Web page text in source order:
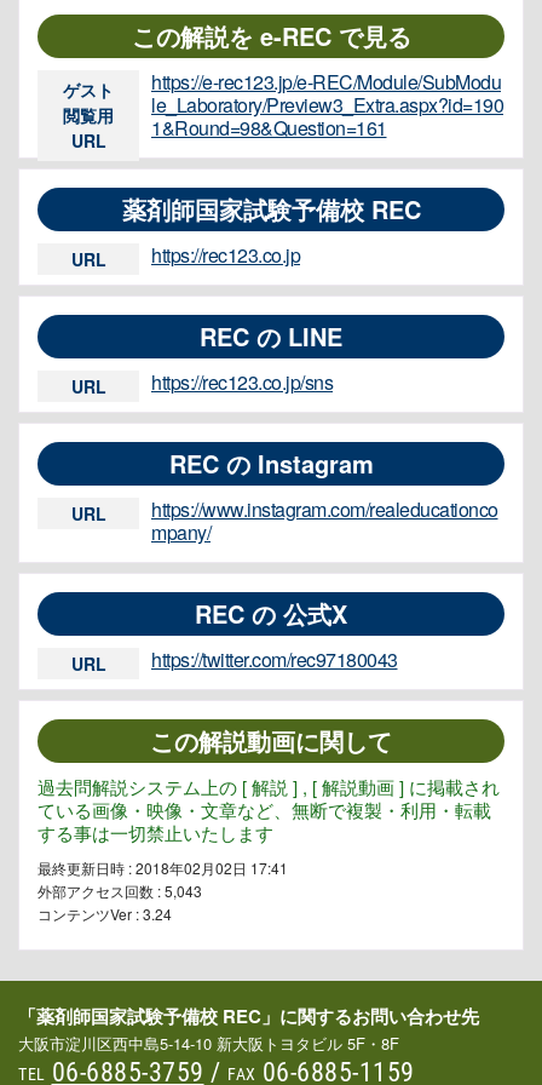
この解説を e-REC で見る
ゲスト
閲覧用
URL
https://e-rec123.jp/e-REC/Module/SubModu
le_Laboratory/Preview3_Extra.aspx?id=190
1&Round=98&Question=161
薬剤師国家試験予備校 REC
URL https://rec123.co.jp
REC の LINE
URL https://rec123.co.jp/sns
REC の Instagram
URL
https://www.instagram.com/realeducationco
mpany/
REC の 公式X
URL https://twitter.com/rec97180043
この解説動画に関して
過去問解説システム上の [ 解説 ] , [ 解説動画 ] に掲載され
ている画像・映像・文章など、無断で複製・利用・転載
する事は一切禁止いたします
最終更新日時 : 2018年02月02日 17:41
外部アクセス回数 :5,043
コンテンツVer : 3.24
「薬剤師国家試験予備校 REC」に関するお問い合わせ先
大阪市淀川区西中島5-14-10 新大阪トヨタビル 5F・8F
TEL 06-6885-3759 / FAX 06-6885-1159